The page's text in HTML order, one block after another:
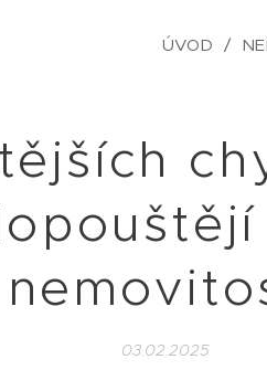
ÚVOD
03.02.2025